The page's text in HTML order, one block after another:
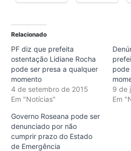
Relacionado
PF diz que prefeita
ostentação Lidiane Rocha
pode ser presa a qualquer
momento
4 de setembro de 2015
Em "Notícias"
9 de
Em
Governo Roseana pode ser
denunciado por não
cumprir prazo do Estado
de Emergência